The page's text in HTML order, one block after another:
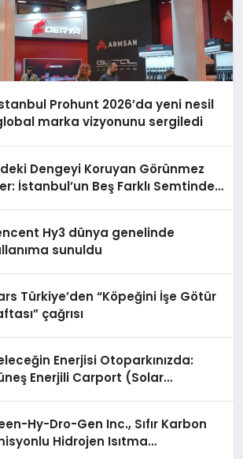
Prohunt 2026’da yeni nesil
marka vizyonunu sergiledi
Dengeyi Koruyan Görünmez
İstanbul’un Beş Farklı Semtinde
Hy3 dünya genelinde
sunuldu
Türkiye’den “Köpeğini İşe Götür
çağrısı
Enerjisi Otoparkınızda:
Enerjili Carport (Solar
Hy-Dro-Gen Inc., Sıfır Karbon
Hidrojen Isıtma